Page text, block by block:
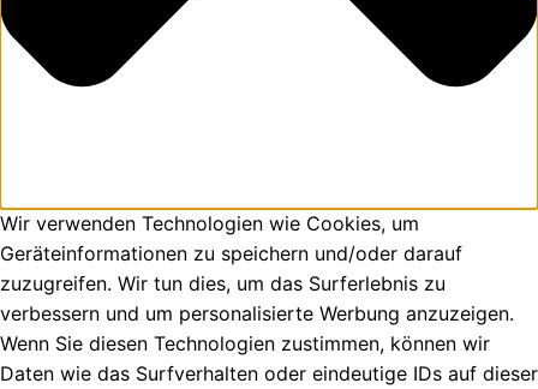
Wir verwenden Technologien wie Cookies, um
Geräteinformationen zu speichern und/oder darauf
zuzugreifen. Wir tun dies, um das Surferlebnis zu
verbessern und um personalisierte Werbung anzuzeigen.
Wenn Sie diesen Technologien zustimmen, können wir
Daten wie das Surfverhalten oder eindeutige IDs auf dieser